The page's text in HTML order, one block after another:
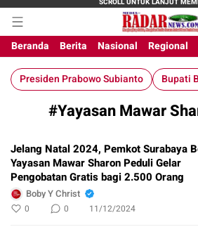
M-Radar News
media online
Beranda
Berita Nasional Regional
Presiden Prabowo Subianto Bupati
#Yayasan Mawar
Jelang Natal 2024, Pemkot Surabaya
Yayasan Mawar Sharon Peduli Gelar
Pengobatan Gratis bagi 2.500 Orang
Boby Y Christ
0 0 11/12/2024